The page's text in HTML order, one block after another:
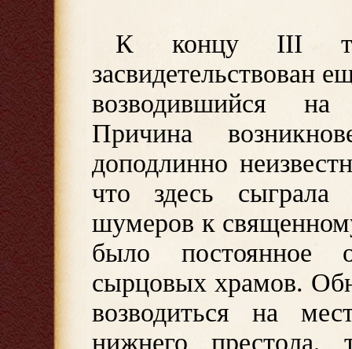
К концу III
засвидетельствован
возводившийся на
Причина
доподлинно
что здесь сыграла
шумеров к
было постоянное
сырцовых храмов.
возводиться на
нижнего престола,